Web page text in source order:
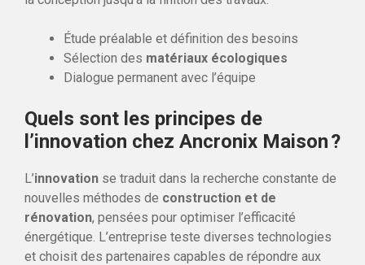
Étude préalable et définition des besoins
Sélection des matériaux écologiques
Dialogue permanent avec l’équipe
Quels sont les principes de
l’innovation chez Ancronix Maison ?
L’innovation se traduit dans la recherche constante de
nouvelles méthodes de construction et de
rénovation, pensées pour optimiser l’efficacité
énergétique. L’entreprise teste diverses technologies
et choisit des partenaires capables de répondre aux